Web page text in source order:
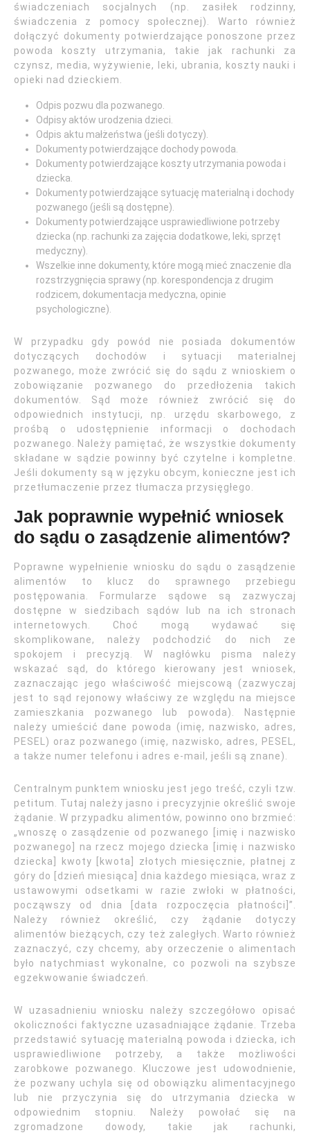
świadczeniach socjalnych (np. zasiłek rodzinny,
świadczenia z pomocy społecznej). Warto również
dołączyć dokumenty potwierdzające ponoszone przez
powoda koszty utrzymania, takie jak rachunki za
czynsz, media, wyżywienie, leki, ubrania, koszty nauki i
opieki nad dzieckiem.
Odpis pozwu dla pozwanego.
Odpisy aktów urodzenia dzieci.
Odpis aktu małżeństwa (jeśli dotyczy).
Dokumenty potwierdzające dochody powoda.
Dokumenty potwierdzające koszty utrzymania powoda i
dziecka.
Dokumenty potwierdzające sytuację materialną i dochody
pozwanego (jeśli są dostępne).
Dokumenty potwierdzające usprawiedliwione potrzeby
dziecka (np. rachunki za zajęcia dodatkowe, leki, sprzęt
medyczny).
Wszelkie inne dokumenty, które mogą mieć znaczenie dla
rozstrzygnięcia sprawy (np. korespondencja z drugim
rodzicem, dokumentacja medyczna, opinie
psychologiczne).
W przypadku gdy powód nie posiada dokumentów
dotyczących dochodów i sytuacji materialnej
pozwanego, może zwrócić się do sądu z wnioskiem o
zobowiązanie pozwanego do przedłożenia takich
dokumentów. Sąd może również zwrócić się do
odpowiednich instytucji, np. urzędu skarbowego, z
prośbą o udostępnienie informacji o dochodach
pozwanego. Należy pamiętać, że wszystkie dokumenty
składane w sądzie powinny być czytelne i kompletne.
Jeśli dokumenty są w języku obcym, konieczne jest ich
przetłumaczenie przez tłumacza przysięgłego.
Jak poprawnie wypełnić wniosek
do sądu o zasądzenie alimentów?
Poprawne wypełnienie wniosku do sądu o zasądzenie
alimentów to klucz do sprawnego przebiegu
postępowania. Formularze sądowe są zazwyczaj
dostępne w siedzibach sądów lub na ich stronach
internetowych. Choć mogą wydawać się
skomplikowane, należy podchodzić do nich ze
spokojem i precyzją. W nagłówku pisma należy
wskazać sąd, do którego kierowany jest wniosek,
zaznaczając jego właściwość miejscową (zazwyczaj
jest to sąd rejonowy właściwy ze względu na miejsce
zamieszkania pozwanego lub powoda). Następnie
należy umieścić dane powoda (imię, nazwisko, adres,
PESEL) oraz pozwanego (imię, nazwisko, adres, PESEL,
a także numer telefonu i adres e-mail, jeśli są znane).
Centralnym punktem wniosku jest jego treść, czyli tzw.
petitum. Tutaj należy jasno i precyzyjnie określić swoje
żądanie. W przypadku alimentów, powinno ono brzmieć:
„wnoszę o zasądzenie od pozwanego [imię i nazwisko
pozwanego] na rzecz mojego dziecka [imię i nazwisko
dziecka] kwoty [kwota] złotych miesięcznie, płatnej z
góry do [dzień miesiąca] dnia każdego miesiąca, wraz z
ustawowymi odsetkami w razie zwłoki w płatności,
począwszy od dnia [data rozpoczęcia płatności]”.
Należy również określić, czy żądanie dotyczy
alimentów bieżących, czy też zaległych. Warto również
zaznaczyć, czy chcemy, aby orzeczenie o alimentach
było natychmiast wykonalne, co pozwoli na szybsze
egzekwowanie świadczeń.
W uzasadnieniu wniosku należy szczegółowo opisać
okoliczności faktyczne uzasadniające żądanie. Trzeba
przedstawić sytuację materialną powoda i dziecka, ich
usprawiedliwione potrzeby, a także możliwości
zarobkowe pozwanego. Kluczowe jest udowodnienie,
że pozwany uchyla się od obowiązku alimentacyjnego
lub nie przyczynia się do utrzymania dziecka w
odpowiednim stopniu. Należy powołać się na
zgromadzone dowody, takie jak rachunki,